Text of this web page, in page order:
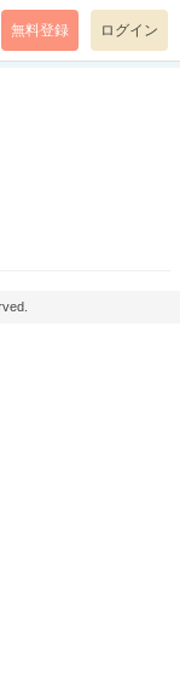
無料登録 ログイン